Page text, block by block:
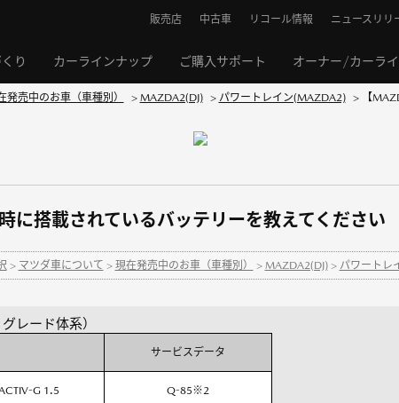
り カーラインナップ ご購入サポート オーナー/カーラ
販売店 中古車 リコール情報 ニュースリリ
発売中のお車（車種別） > MAZDA2(DJ) > パワートレイン(MAZDA2) >
【
に搭載されているバッテリーを教えてください
> マツダ車について > 現在発売中のお車（車種別） > MAZDA2(DJ)> パワートレ
レード体系）
サービスデータ
G 1.5 Q-85※2